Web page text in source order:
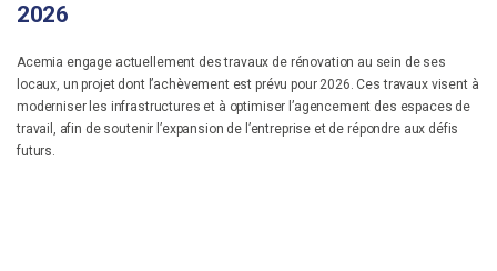
2026
Acemia engage actuellement des travaux de rénovation au sein de ses
locaux, un projet dont l’achèvement est prévu pour 2026. Ces travaux visent à
moderniser les infrastructures et à optimiser l’agencement des espaces de
travail, afin de soutenir l’expansion de l’entreprise et de répondre aux défis
futurs.